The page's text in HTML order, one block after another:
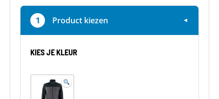
1 Product kiezen ▼
KIES JE KLEUR